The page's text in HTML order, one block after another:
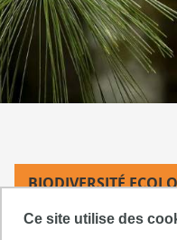
Ce site utilise des
ACCUEIL
FORMATION
BIODIVERSITÉ
BIOINFORMATIQUE